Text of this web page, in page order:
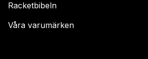
Racketbibeln
Våra varumärken